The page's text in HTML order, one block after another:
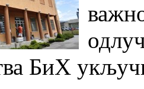
БиХ